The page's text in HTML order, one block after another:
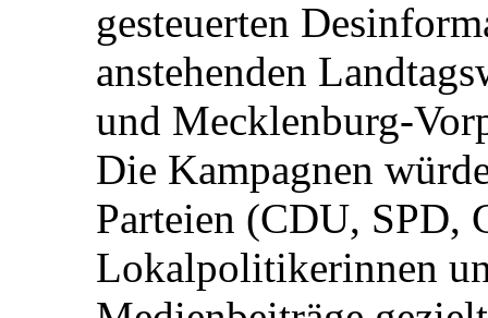
gesteuerten
anstehenden
und Mecklenburg-
Die Kampagnen
Parteien (CDU, SPD,
Lokalpolitikerinnen